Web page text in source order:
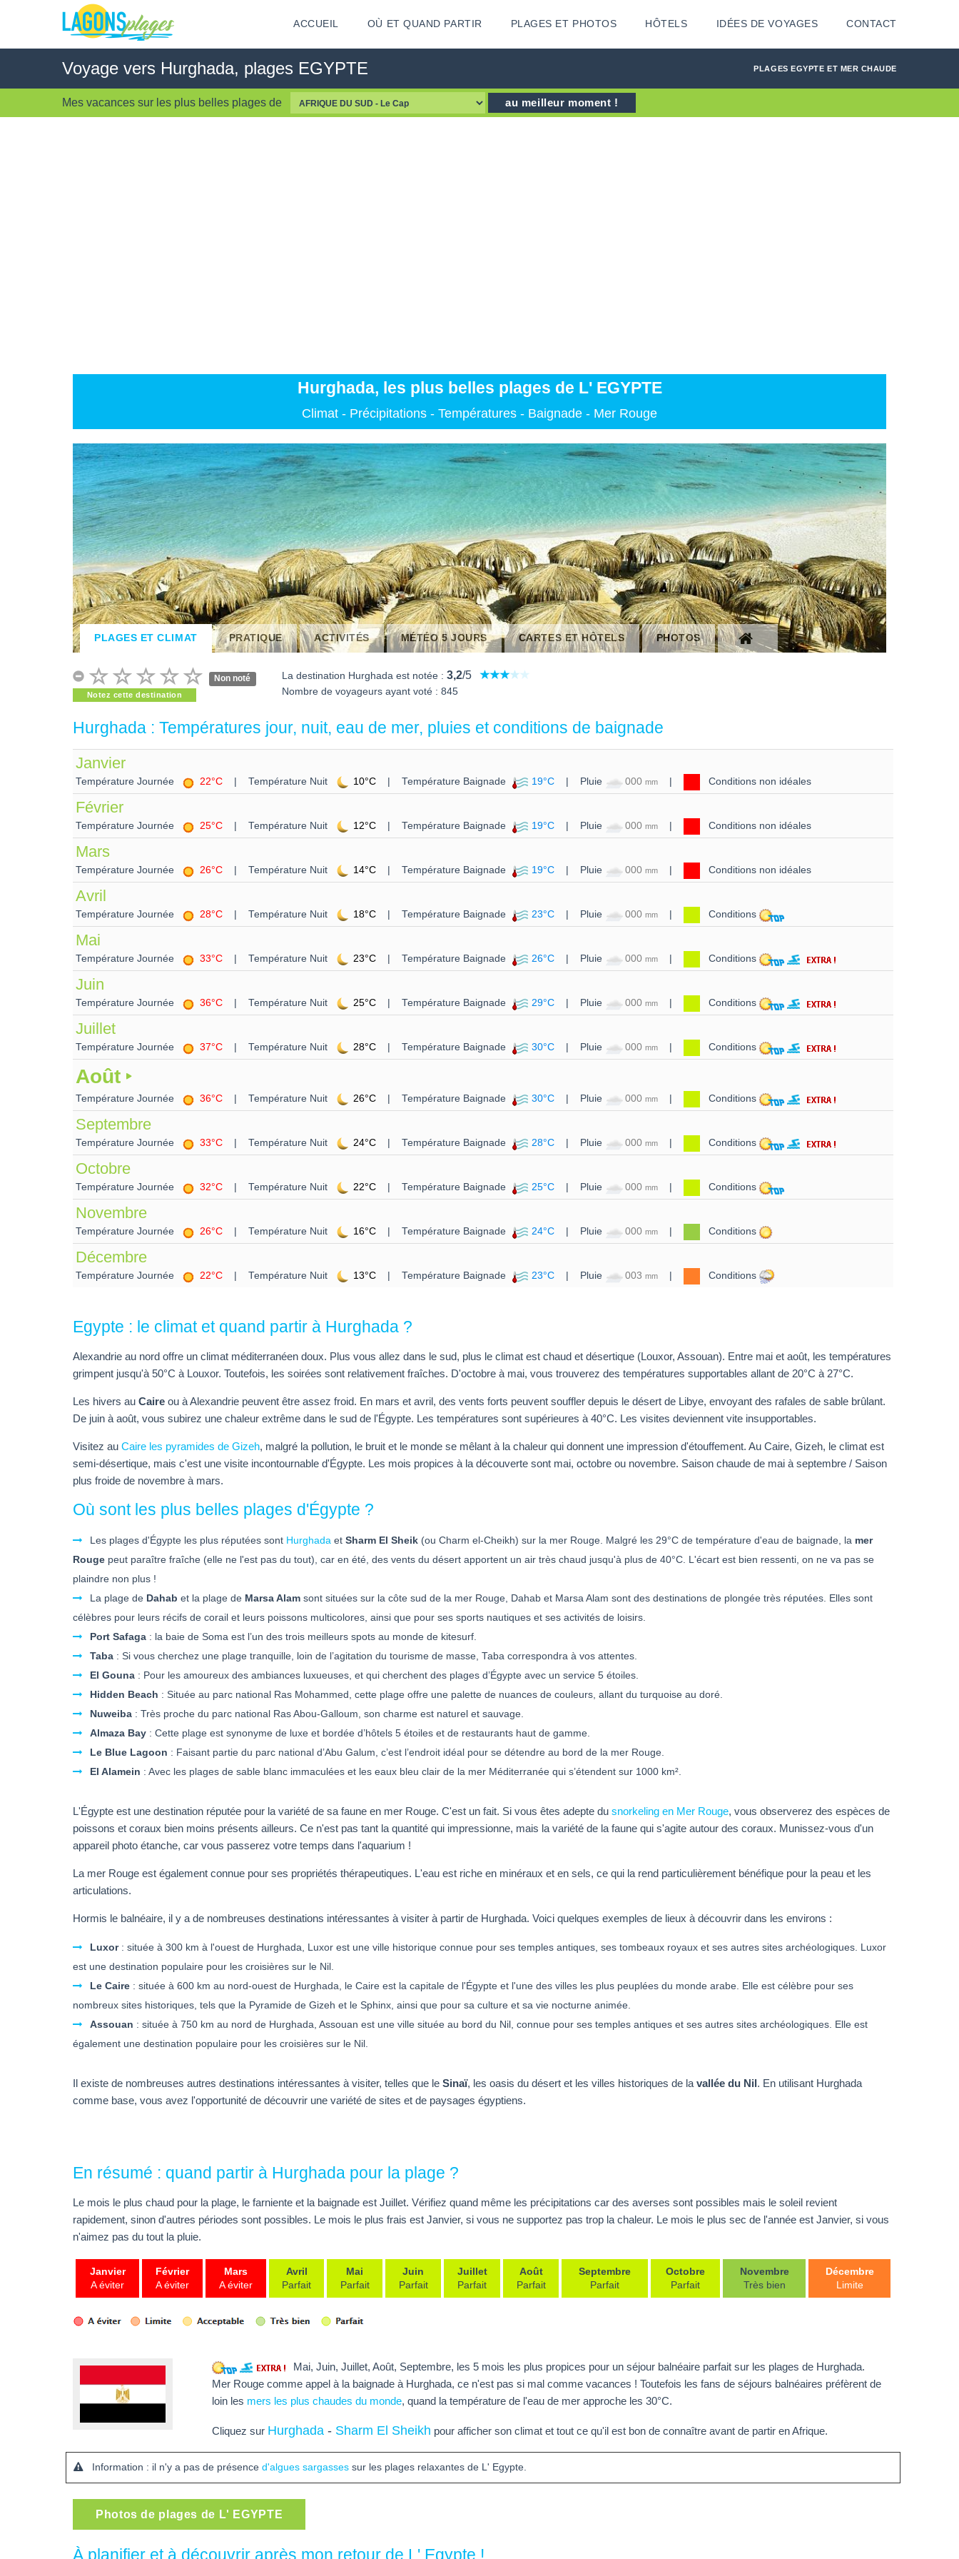
ACCUEIL OÙ ET QUAND PARTIR PLAGES ET PHOTOS HÔTELS IDÉES DE VOYAGES CONTACT
Voyage vers Hurghada, plages EGYPTE PLAGES EGYPTE ET MER CHAUDE
Mes vacances sur les plus belles plages de au meilleur moment !
Hurghada, les plus belles plages de L' EGYPTE
Climat - Précipitations - Températures - Baignade - Mer Rouge
PLAGES ET CLIMAT PRATIQUE ACTIVITÉS MÉTÉO 5 JOURS CARTES ET HÔTELS PHOTOS
Non noté
Notez cette destination
La destination Hurghada est notée : 3,2/5
Nombre de voyageurs ayant voté : 845
Hurghada : Températures jour, nuit, eau de mer, pluies et conditions de baignade
Janvier
Température Journée 22°C | Température Nuit 10°C | Température Baignade 19°C | Pluie 000 mm Conditions non idéales
Février
Température Journée 25°C | Température Nuit 12°C | Température Baignade 19°C | Pluie 000 mm Conditions non idéales
Mars
Température Journée 26°C | Température Nuit 14°C | Température Baignade 19°C | Pluie 000 mm Conditions non idéales
Avril
Température Journée 28°C | Température Nuit 18°C | Température Baignade 23°C | Pluie 000 mm Conditions
Mai
Température Journée 33°C | Température Nuit 23°C | Température Baignade 26°C | Pluie 000 mm Conditions
Juin
Température Journée 36°C | Température Nuit 25°C | Température Baignade 29°C | Pluie 000 mm Conditions
Juillet
Température Journée 37°C | Température Nuit 28°C | Température Baignade 30°C | Pluie 000 mm Conditions
Août
Température Journée 36°C | Température Nuit 26°C | Température Baignade 30°C | Pluie 000 mm Conditions
Septembre
Température Journée 33°C | Température Nuit 24°C | Température Baignade 28°C | Pluie 000 mm Conditions
Octobre
Température Journée 32°C | Température Nuit 22°C | Température Baignade 25°C | Pluie 000 mm Conditions
Novembre
Température Journée 26°C | Température Nuit 16°C | Température Baignade 24°C | Pluie 000 mm Conditions
Décembre
Température Journée 22°C | Température Nuit 13°C | Température Baignade 23°C | Pluie 003 mm Conditions
Egypte : le climat et quand partir à Hurghada ?
Alexandrie au nord offre un climat méditerranéen doux. Plus vous allez dans le sud, plus le climat est chaud et désertique (Louxor, Assouan). Entre mai et août, les températures
grimpent jusqu'à 50°C à Louxor. Toutefois, les soirées sont relativement fraîches. D'octobre à mai, vous trouverez des températures supportables allant de 20°C à 27°C.
Les hivers au Caire ou à Alexandrie peuvent être assez froid. En mars et avril, des vents forts peuvent souffler depuis le désert de Libye, envoyant des rafales de sable brûlant.
De juin à août, vous subirez une chaleur extrême dans le sud de l'Égypte. Les températures sont supérieures à 40°C. Les visites deviennent vite insupportables.
Visitez au Caire les pyramides de Gizeh, malgré la pollution, le bruit et le monde se mêlant à la chaleur qui donnent une impression d'étouffement. Au Caire, Gizeh, le climat est
semi-désertique, mais c'est une visite incontournable d'Égypte. Les mois propices à la découverte sont mai, octobre ou novembre. Saison chaude de mai à septembre / Saison
plus froide de novembre à mars.
Où sont les plus belles plages d'Égypte ?
Les plages d'Égypte les plus réputées sont Hurghada et Sharm El Sheik (ou Charm el-Cheikh) sur la mer Rouge. Malgré les 29°C de température d'eau de baignade, la mer
Rouge peut paraître fraîche (elle ne l'est pas du tout), car en été, des vents du désert apportent un air très chaud jusqu'à plus de 40°C. L'écart est bien ressenti, on ne va pas se
plaindre non plus !
La plage de Dahab et la plage de Marsa Alam sont situées sur la côte sud de la mer Rouge, Dahab et Marsa Alam sont des destinations de plongée très réputées. Elles sont
célèbres pour leurs récifs de corail et leurs poissons multicolores, ainsi que pour ses sports nautiques et ses activités de loisirs.
Port Safaga : la baie de Soma est l’un des trois meilleurs spots au monde de kitesurf.
Taba : Si vous cherchez une plage tranquille, loin de l’agitation du tourisme de masse, Taba correspondra à vos attentes.
El Gouna : Pour les amoureux des ambiances luxueuses, et qui cherchent des plages d’Égypte avec un service 5 étoiles.
Hidden Beach : Située au parc national Ras Mohammed, cette plage offre une palette de nuances de couleurs, allant du turquoise au doré.
Nuweiba : Très proche du parc national Ras Abou-Galloum, son charme est naturel et sauvage.
Almaza Bay : Cette plage est synonyme de luxe et bordée d’hôtels 5 étoiles et de restaurants haut de gamme.
Le Blue Lagoon : Faisant partie du parc national d’Abu Galum, c’est l’endroit idéal pour se détendre au bord de la mer Rouge.
El Alamein : Avec les plages de sable blanc immaculées et les eaux bleu clair de la mer Méditerranée qui s’étendent sur 1000 km².
L'Égypte est une destination réputée pour la variété de sa faune en mer Rouge. C'est un fait. Si vous êtes adepte du snorkeling en Mer Rouge, vous observerez des espèces de
poissons et coraux bien moins présents ailleurs. Ce n'est pas tant la quantité qui impressionne, mais la variété de la faune qui s'agite autour des coraux. Munissez-vous d'un
appareil photo étanche, car vous passerez votre temps dans l'aquarium !
La mer Rouge est également connue pour ses propriétés thérapeutiques. L'eau est riche en minéraux et en sels, ce qui la rend particulièrement bénéfique pour la peau et les
articulations.
Hormis le balnéaire, il y a de nombreuses destinations intéressantes à visiter à partir de Hurghada. Voici quelques exemples de lieux à découvrir dans les environs :
Luxor: située à 300 km à l'ouest de Hurghada, Luxor est une ville historique connue pour ses temples antiques, ses tombeaux royaux et ses autres sites archéologiques. Luxor
est une destination populaire pour les croisières sur le Nil.
Le Caire : située à 600 km au nord-ouest de Hurghada, le Caire est la capitale de l'Égypte et l'une des villes les plus peuplées du monde arabe. Elle est célèbre pour ses
nombreux sites historiques, tels que la Pyramide de Gizeh et le Sphinx, ainsi que pour sa culture et sa vie nocturne animée.
Assouan : située à 750 km au nord de Hurghada, Assouan est une ville située au bord du Nil, connue pour ses temples antiques et ses autres sites archéologiques. Elle est
également une destination populaire pour les croisières sur le Nil.
Il existe de nombreuses autres destinations intéressantes à visiter, telles que le Sinaï, les oasis du désert et les villes historiques de la vallée du Nil . En utilisant Hurghada
comme base, vous avez l'opportunité de découvrir une variété de sites et de paysages égyptiens.
En résumé : quand partir à Hurghada pour la plage ?
Le mois le plus chaud pour la plage, le farniente et la baignade est Juillet. Vérifiez quand même les précipitations car des averses sont possibles mais le soleil revient
rapidement, sinon d'autres périodes sont possibles. Le mois le plus frais est Janvier, si vous ne supportez pas trop la chaleur. Le mois le plus sec de l'année est Janvier, si vous
n'aimez pas du tout la pluie.
Janvier
A éviter
Février
A éviter
Mars
A éviter
Avril
Parfait
Mai
Parfait
Juin
Parfait
Juillet
Parfait
Août
Parfait
Septembre
Parfait
Octobre
Parfait
Novembre
Très bien
Décembre
Limite
Mai, Juin, Juillet, Août, Septembre, les 5 mois les plus propices pour un séjour balnéaire parfait sur les plages de Hurghada.
Mer Rouge comme appel à la baignade à Hurghada, ce n'est pas si mal comme vacances ! Toutefois les fans de séjours balnéaires préfèrent de
loin les mers les plus chaudes du monde, quand la température de l'eau de mer approche les 30°C.
Cliquez sur Hurghada - Sharm El Sheikh pour afficher son climat et tout ce qu'il est bon de connaître avant de partir en Afrique.
Information : il n'y a pas de présence d'algues sargasses sur les plages relaxantes de L' Egypte.
Photos de plages de L' EGYPTE
À planifier et à découvrir après mon retour de L' Egypte !